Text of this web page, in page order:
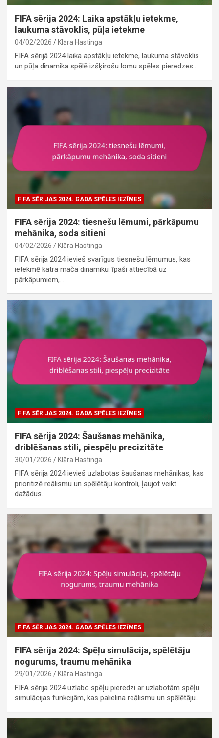
FIFA sērija 2024: Laika apstākļu ietekme,
laukuma stāvoklis, pūļa ietekme
04/02/2026 Klāra Hastinga
FIFA sērijā 2024 laika apstākļu ietekme, laukuma stāvoklis
un pūļa dinamika spēlē izšķirošu lomu spēles pieredzes…
FIFA SĒRIJAS 2024. GADA SPĒLES IEZĪMES
FIFA sērija 2024: tiesnešu lēmumi, pārkāpumu
mehānika, soda sitieni
04/02/2026 Klāra Hastinga
FIFA sērija 2024 ievieš svarīgus tiesnešu lēmumus, kas
ietekmē katra mača dinamiku, īpaši attiecībā uz
pārkāpumiem,…
FIFA SĒRIJAS 2024. GADA SPĒLES IEZĪMES
FIFA sērija 2024: Šaušanas mehānika,
driblēšanas stili, piespēļu precizitāte
30/01/2026 Klāra Hastinga
FIFA sērija 2024 ievieš uzlabotas šaušanas mehānikas, kas
prioritizē reālismu un spēlētāju kontroli, ļaujot veikt
dažādus…
FIFA SĒRIJAS 2024. GADA SPĒLES IEZĪMES
FIFA sērija 2024: Spēļu simulācija, spēlētāju
nogurums, traumu mehānika
29/01/2026 Klāra Hastinga
FIFA sērija 2024 uzlabo spēļu pieredzi ar uzlabotām spēļu
simulācijas funkcijām, kas palielina reālismu un spēlētāju…